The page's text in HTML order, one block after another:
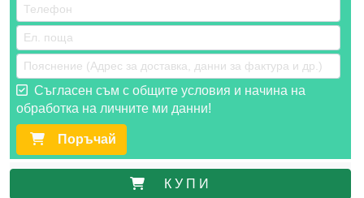
Съгласен съм с общите условия и начина на
обработка на личните ми данни!
Поръчай
К У П И